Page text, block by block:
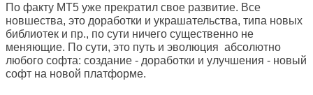
По факту МТ5 уже прекратил свое развитие. Все
новшества, это доработки и украшательства, типа новых
библиотек и пр., по сути ничего существенно не
меняющие. По сути, это путь и эволюция абсолютно
любого софта: создание - доработки и улучшения - новый
софт на новой платформе.